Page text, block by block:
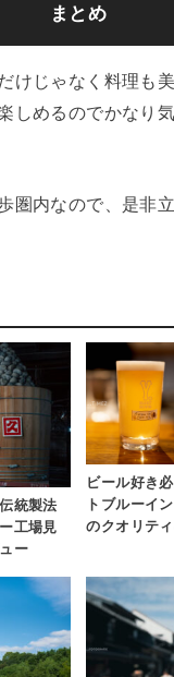
まとめ
けじゃなく料理も
しめるのでかなり
圏内なので、是非
統製法
工場見
ー
ビール好き
トブルーイ
のクオリティ